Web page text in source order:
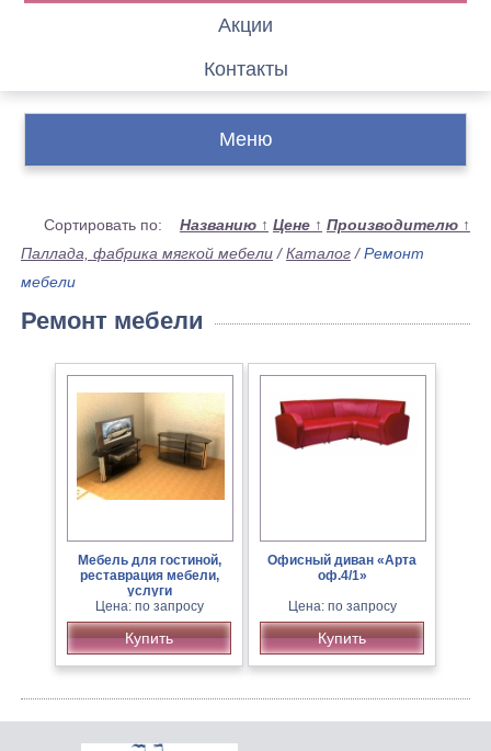
Акции
Контакты
Меню
Сортировать по: Названию ↑ Цене ↑ Производителю ↑
Паллада, фабрика мягкой мебели /Каталог /Ремонт
мебели
Ремонт мебели
Мебель для гостиной,
реставрация мебели,
услуги
краснодеревщика.
Цена: по запросу
Купить
Офисный диван «Арта
оф.4/1»
Цена: по запросу
Купить